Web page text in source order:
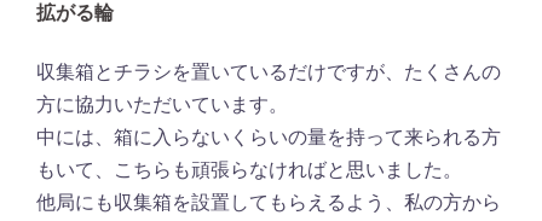
拡がる輪
収集箱とチラシを置いているだけですが、たくさんの
方に協力いただいています。
中には、箱に入らないくらいの量を持って来られる方
もいて、こちらも頑張らなければと思いました。
他局にも収集箱を設置してもらえるよう、私の方から